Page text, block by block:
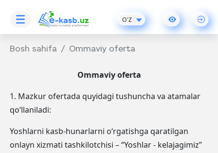
O'Z
Bosh sahifa Ommaviy oferta
Ommaviy oferta
1. Mazkur ofertada quyidagi tushuncha va atamalar
qo‘llaniladi:
Yoshlarni kasb-hunarlarni o‘rgatishga qaratilgan
onlayn xizmati tashkilotchisi – “Yoshlar - kelajagimiz”